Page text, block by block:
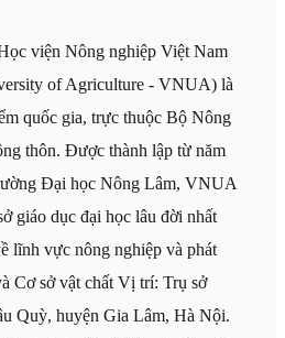
viện Nông nghiệp Việt Nam
of Agriculture - VNUA) là
quốc gia, trực thuộc Bộ Nông
thôn. Được thành lập từ năm
Đại học Nông Lâm, VNUA
giáo dục đại học lâu đời nhất
lĩnh vực nông nghiệp và phát
Cơ sở vật chất Vị trí: Trụ sở
Quỳ, huyện Gia Lâm, Hà Nội.